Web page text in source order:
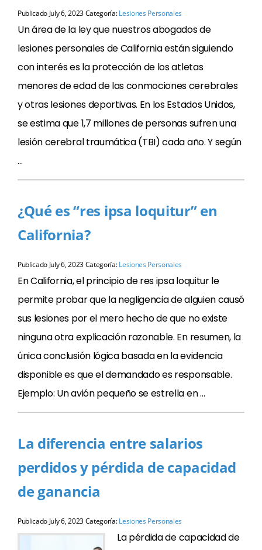
Publicado July 6, 2023Categoría:Lesiones Personales
Un área de la ley que nuestros abogados de
lesiones personales de California están siguiendo
con interés es la protección de los atletas
menores de edad de las conmociones cerebrales
y otras lesiones deportivas. En los Estados Unidos,
se estima que 1,7 millones de personas sufren una
lesión cerebral traumática (TBI) cada año. Y según
…
¿Qué es “res ipsa loquitur” en
California?
Publicado July 6, 2023Categoría:Lesiones Personales
En California, el principio de res ipsa loquitur le
permite probar que la negligencia de alguien causó
sus lesiones por el mero hecho de que no existe
ninguna otra explicación razonable. En resumen, la
única conclusión lógica basada en la evidencia
disponible es que el demandado es responsable.
Ejemplo: Un avión pequeño se estrella en …
La diferencia entre salarios
perdidos y pérdida de capacidad
de ganancia
Publicado July 6, 2023Categoría:Lesiones Personales
La pérdida de capacidad de